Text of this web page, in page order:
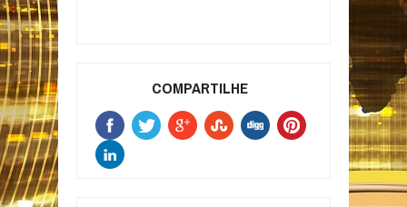
COMPARTILHE